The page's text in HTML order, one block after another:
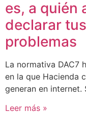
es, a quién
declarar
problemas
La normativa DAC7
en la que Hacienda
generan en internet.
Leer más »